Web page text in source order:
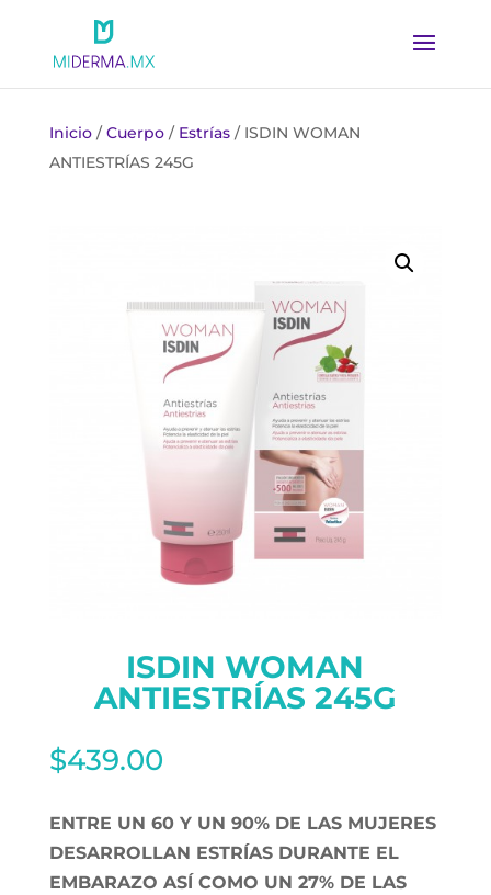
Inicio/Cuerpo/ Estrías/ ISDIN WOMAN
ANTIESTRÍAS 245G
ISDIN WOMAN
ANTIESTRÍAS 245G
$439.00
ENTRE UN 60 Y UN 90% DE LAS MUJERES
DESARROLLAN ESTRÍAS DURANTE EL
EMBARAZO ASÍ COMO UN 27% DE LAS